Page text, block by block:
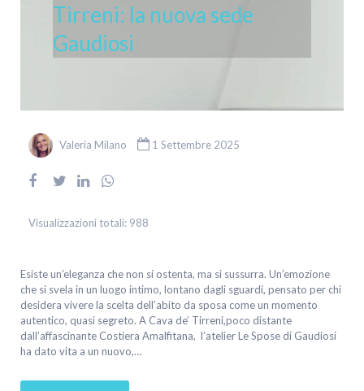
Tirreni: la nuova sede
Gaudiosi
Valeria Milano 1 Settembre 2025
Visualizzazioni totali: 988
Esiste un’eleganza che non si ostenta, ma si sussurra. Un’emozione
che si svela in un luogo intimo, lontano dagli sguardi, pensato per chi
desidera vivere la scelta dell’abito da sposa come un momento
autentico, quasi segreto. A Cava de’ Tirreni,poco distante
dall’affascinante Costiera Amalfitana, l’atelier Le Spose di Gaudiosi
ha dato vita a un nuovo,…